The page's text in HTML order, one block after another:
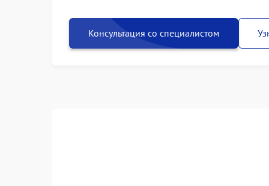
Консультация со специалистом